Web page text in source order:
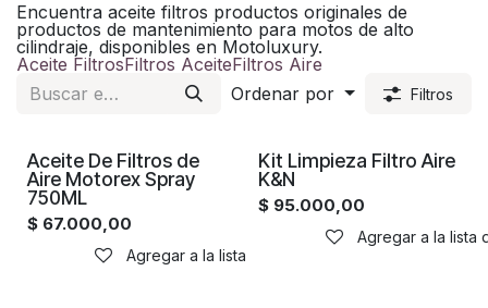
Encuentra aceite filtros productos originales de
productos de mantenimiento para motos de alto
cilindraje, disponibles en Motoluxury.
Aceite FiltrosFiltros AceiteFiltros Aire
Ordenar por
Filtros
Aceite De Filtros de
Aire Motorex Spray
750ML
$ 67.000,00
Agregar a la lista de deseos
Kit Limpieza Filtro Aire
K&N
$ 95.000,00
Agregar a la lista